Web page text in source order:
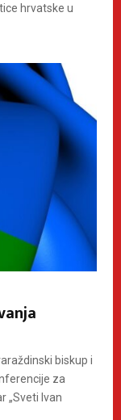
hrvatske u
biskup i
za
„Sveti Ivan